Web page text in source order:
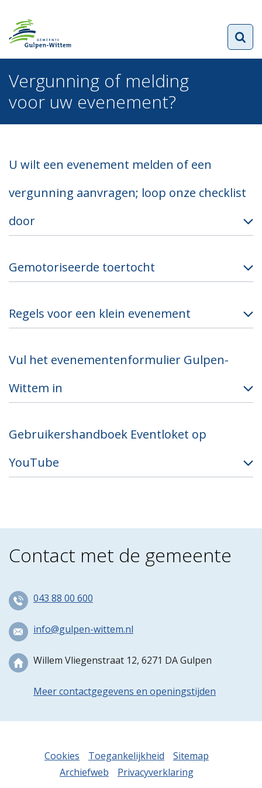
Vergunning of melding
voor uw evenement?
U wilt een evenement melden of een
vergunning aanvragen; loop onze checklist
door
Gemotoriseerde toertocht
​Regels voor een klein evenement
Vul het evenementenformulier Gulpen-
Wittem in
Gebruikershandboek Eventloket op
YouTube
Contact met de gemeente
043 88 00 600
info@gulpen-wittem.nl
Willem Vliegenstraat 12, 6271 DA Gulpen
Meer contactgegevens en openingstijden
Cookies Toegankelijkheid
Sitemap
Archiefweb
Privacyverklaring